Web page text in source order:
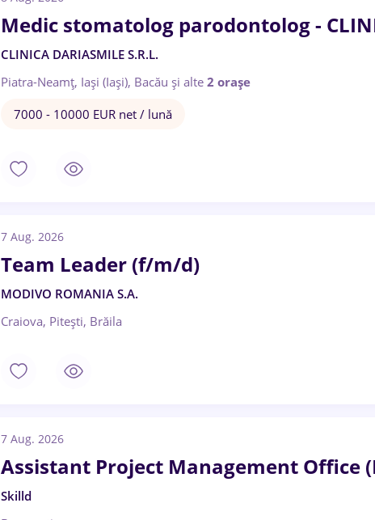
Medic stomatolog parodontolog -
CLINICA DARIASMILE S.R.L.
Piatra-Neamț, Iași (Iași), Bacău și alte 2 orașe
7000 - 10000 EUR net / lună
7 Aug. 2026
Team Leader (f/m/d)
MODIVO ROMANIA S.A.
Craiova, Pitești, Brăila
7 Aug. 2026
Assistant Project Management Office
Skilld